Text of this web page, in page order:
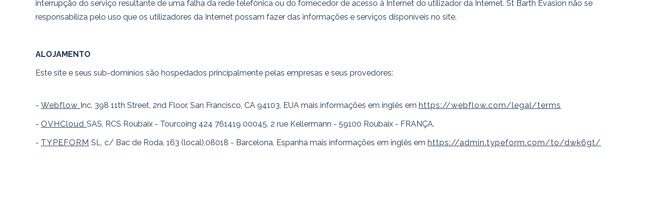
interrupção do serviço resultante de uma falha da rede telefónica ou do fornecedor de acesso à Internet do utilizador da Internet. St Barth Evasion não se
responsabiliza pelo uso que os utilizadores da Internet possam fazer das informações e serviços disponíveis no site.
ALOJAMENTO
Este site e seus sub-domínios são hospedados principalmente pelas empresas e seus provedores:
- Webflow Inc, 398 11th Street, 2nd Floor, San Francisco, CA 94103, EUA mais informações em inglês em https://webflow.com/legal/terms
- OVHCloud SAS, RCS Roubaix - Tourcoing 424 761419 00045, 2 rue Kellermann - 59100 Roubaix - FRANÇA.
- TYPEFORM SL, c/ Bac de Roda, 163 (local),08018 - Barcelona, Espanha mais informações em inglês em https://admin.typeform.com/to/dwk6gt/